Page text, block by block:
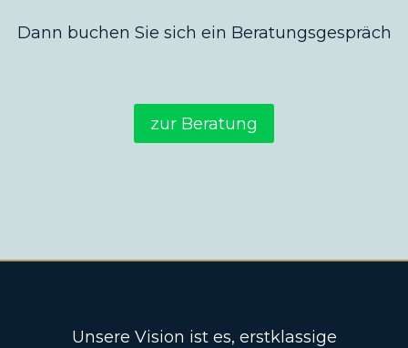
Dann buchen Sie sich ein Beratungsgespräch
zur Beratung
Unsere Vision ist es, erstklassige